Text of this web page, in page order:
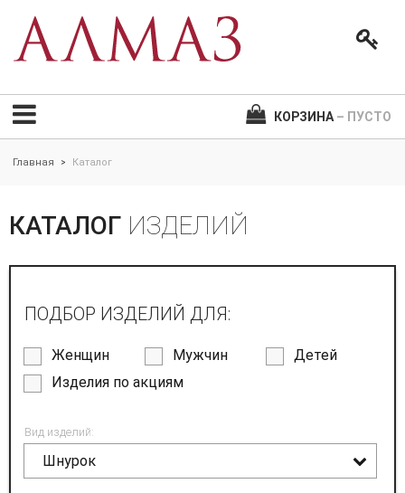
КОРЗИНА – ПУСТО
Главная > Каталог
КАТАЛОГ ИЗДЕЛИЙ
ПОДБОР ИЗДЕЛИЙ ДЛЯ:
Женщин Мужчин
Детей
Изделия по акциям
Вид изделий:
Шнурок